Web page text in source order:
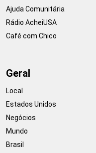
Ajuda Comunitária
Rádio AcheiUSA
Café com Chico
Geral
Local
Estados Unidos
Negócios
Mundo
Brasil